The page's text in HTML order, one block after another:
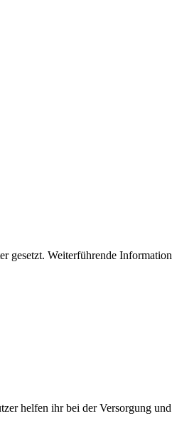
Weiterführende
helfen ihr bei der Versorgung